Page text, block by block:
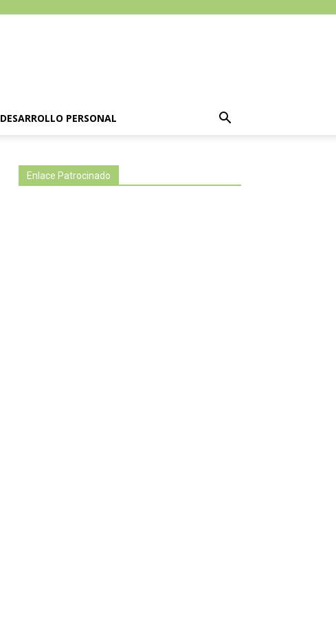
DESARROLLO PERSONAL
Enlace Patrocinado